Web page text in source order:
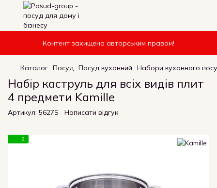
Контент захищено авторським правом!
Каталог Посуд Посуд кухонний Набори кухонного
Набір каструль для всіх видів плит
4 предмети Kamille
Артикул: 5627S Написати відгук
2